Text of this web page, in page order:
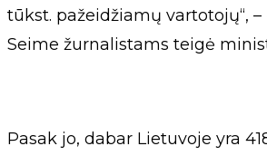
tūkst. pažeidžiamų vartotojų“,
Seime žurnalistams teigė
Pasak jo, dabar Lietuvoje yra